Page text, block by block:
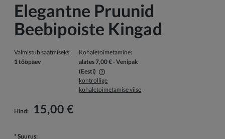
Elegantne Pruunid
Beebipoiste Kingad
Valmistub saatmiseks:
1 tööpäev
Kohaletoimetamine:
alates 7,00 €- Venipak
(Eesti)
Hind ei sisalda võimalikke maksekulusid
kontrollige
kohaletoimetamise viise
Hind: 15,00 €
* Suurus: